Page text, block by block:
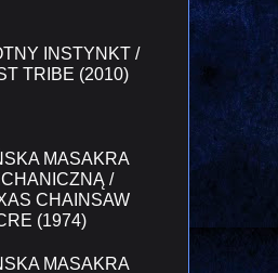
INSTYNKT /
TRIBE (2010)
MASAKRA
/
CHAINSAW
(1974)
MASAKRA